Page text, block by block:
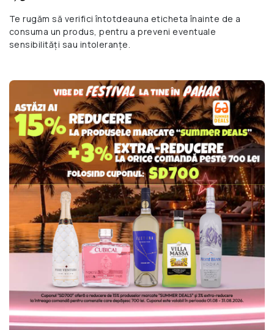
Te rugăm să verifici întotdeauna eticheta înainte de a
consuma un produs, pentru a preveni eventuale
sensibilități sau intoleranțe.